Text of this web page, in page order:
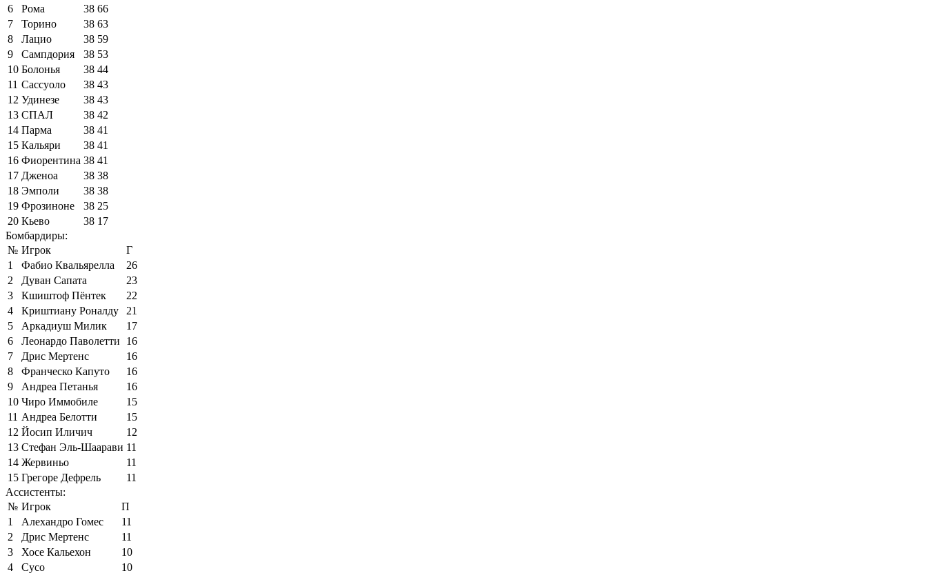
6
Рома 38 66
7
Торино 38 63
8
Лацио 38 59
9
Сампдория 38 53
10 Болонья 38 44
11 Сассуоло 38 43
12 Удинезе 38 43
13 СПАЛ 38 42
14 Парма 38 41
15 Кальяри 38 41
16 Фиорентина 38 41
17 Дженоа 38 38
18 Эмполи 38 38
19 Фрозиноне 38 25
20 Кьево 38 17
Бомбардиры:
№ Игрок
Г
1
Фабио Квальярелла
26
2
Дуван Сапата
23
3
Кшиштоф Пёнтек
22
4
Криштиану Роналду
21
5
Аркадиуш Милик
17
6
Леонардо Паволетти
16
7
Дрис Мертенс
16
8
Франческо Капуто
16
9
Андреа Петанья
16
10 Чиро Иммобиле
15
11 Андреа Белотти
15
12 Йосип Иличич
12
13 Стефан Эль-Шаарави 11
14 Жервиньо
11
15 Грегоре Дефрель
11
Ассистенты:
№ Игрок
П
1
Алехандро Гомес
11
2
Дрис Мертенс
11
3
Хосе Кальехон
10
4
Сусо
10